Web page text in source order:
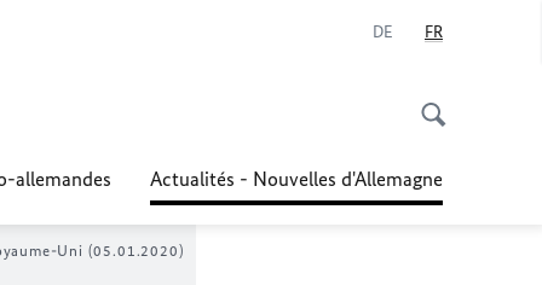
DE FR
allemandes Actualités - Nouvelles d'Allemagne
Uni (05.01.2020)